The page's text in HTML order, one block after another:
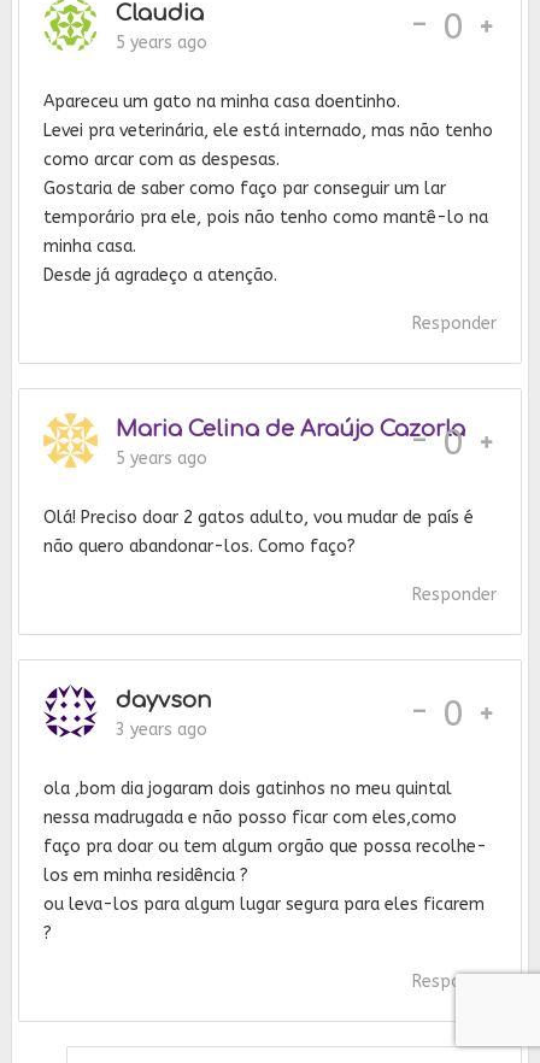
Claudia
5 years ago - 0
Apareceu um gato na minha casa doentinho.
Levei pra veterinária, ele está internado, mas não tenho
como arcar com as despesas.
Gostaria de saber como faço par conseguir um lar
temporário pra ele, pois não tenho como mantê-lo na
minha casa.
Desde já agradeço a atenção.
Responder
Maria Celina de Araújo Cazorla
5 years ago - 0
Olá! Preciso doar 2 gatos adulto, vou mudar de país é
não quero abandonar-los. Como faço?
Responder
dayvson
3 years ago - 0
ola ,bom dia jogaram dois gatinhos no meu quintal
nessa madrugada e não posso ficar com eles,como
faço pra doar ou tem algum orgão que possa recolhe-
los em minha residência ?
ou leva-los para algum lugar segura para eles ficarem
?
Responder